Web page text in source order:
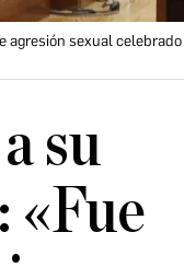
sexual
su
«Fue